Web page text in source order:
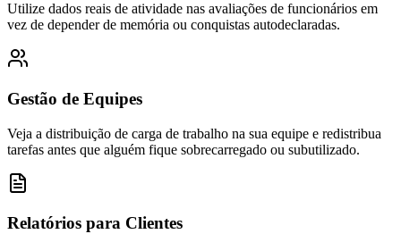
Utilize dados reais de atividade nas avaliações de funcionários em
vez de depender de memória ou conquistas autodeclaradas.
Gestão de Equipes
Veja a distribuição de carga de trabalho na sua equipe e redistribua
tarefas antes que alguém fique sobrecarregado ou subutilizado.
Relatórios para Clientes